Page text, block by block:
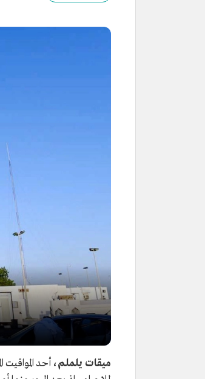
ميقات يلملم، أحد